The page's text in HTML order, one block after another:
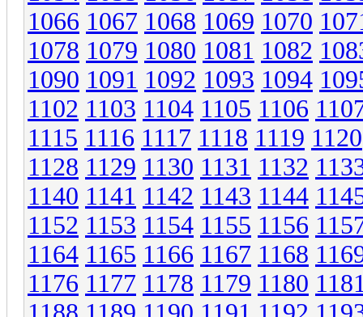
1066 1067 1068 1069 1070
1078 1079 1080 1081 1082
1090 1091 1092 1093 1094
1102 1103 1104 1105 1106
1115 1116 1117 1118 1119 1120
1128 1129 1130 1131 1132
1140 1141 1142 1143 1144
1152 1153 1154 1155 1156
1164 1165 1166 1167 1168
1176 1177 1178 1179 1180